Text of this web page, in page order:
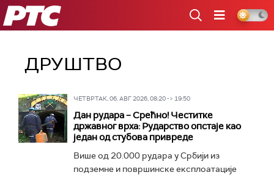
РТС
ДРУШТВО
ЧЕТВРТАК, 06. АВГ 2026, 08:20 -> 19:50
Дан рудара – Срећно! Честитке
државног врха: Рударство опстаје као
један од стубова привреде
Више од 20.000 рудара у Србији из
подземне и површинске експлоатације